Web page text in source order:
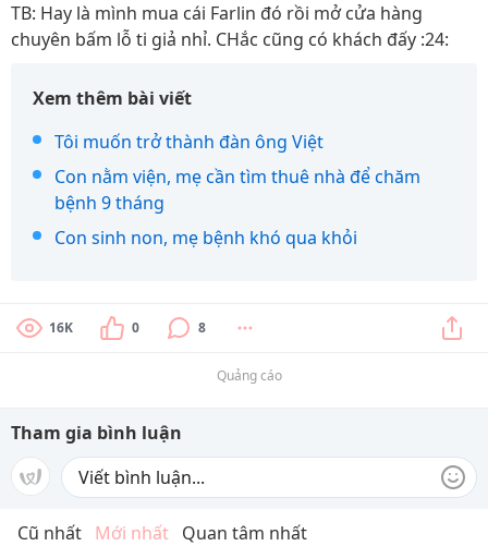
TB: Hay là mình mua cái Farlin đó rồi mở cửa hàng
chuyên bấm lỗ ti giả nhỉ. CHắc cũng có khách đấy :24:
Xem thêm bài viết
Tôi muốn trở thành đàn ông Việt
Con nằm viện, mẹ cần tìm thuê nhà để chăm
bệnh 9 tháng
Con sinh non, mẹ bệnh khó qua khỏi
16K 0 8
Quảng cáo
Tham gia bình luận
Cũ nhất Mới nhất Quan tâm nhất